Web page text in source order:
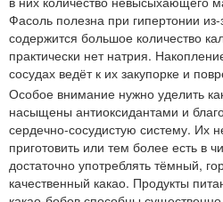
Фасоль полезна при гипертонии из-
содержится большое количество
практически нет натрия.
сосудах ведёт к их закупорке и
Особое внимание нужно уделить
насыщены антиоксидантами и
сердечно-сосудистую систему. Их
приготовить или тем более есть в
достаточно употреблять тёмный,
качественный какао. Продукты